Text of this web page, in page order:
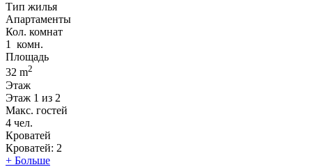
Тип жилья
Апартаменты
Кол. комнат
1
комн.
Площадь
32 m2
Этаж
Этаж 1 из 2
Макс. гостей
4 чел.
Кроватей
Кроватей: 2
+ Больше